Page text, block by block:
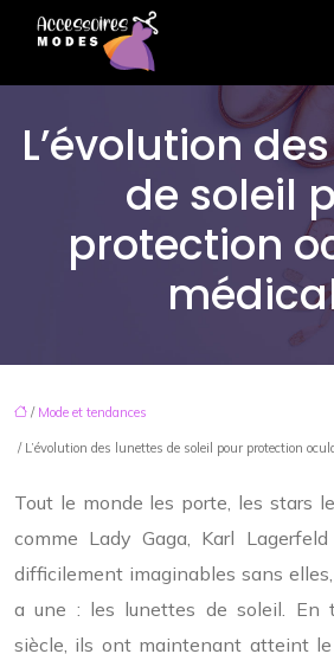
L’évolution
de soleil
protection
/ Mode et tendances
/ L’évolution des lunettes de soleil pour protection
Tout le monde les porte, les stars
comme Lady Gaga, Karl
difficilement imaginables sans
a une : les lunettes de soleil. En
siècle, ils ont maintenant atteint